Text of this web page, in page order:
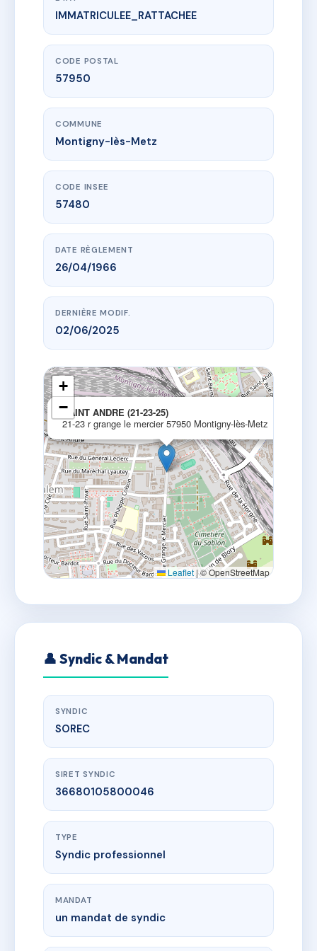
www.vme.plus/AC6492938
SAINT ANDRE (21-23-25)
21-23 r grange le mercier57950 Montigny-lès-Metz
IMMATRICULEE_RATTACHEE
CODE POSTAL
57950
COMMUNE
Montigny-lès-Metz
CODE INSEE
57480
DATE RÈGLEMENT
26/04/1966
DERNIÈRE MODIF.
02/06/2025
SAINT ANDRE (21-23-25)
21-23 r grange le mercier 57950 Montigny-lès-Metz
+
−
Leaflet |© OpenStreetMap
👤 Syndic & Mandat
SYNDIC
SOREC
SIRET SYNDIC
36680105800046
TYPE
Syndic professionnel
MANDAT
un mandat de syndic